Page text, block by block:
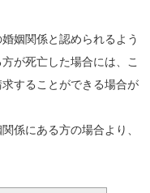
姻関係と認められるよう
が死亡した場合には、こ
することができる場合が
係にある方の場合より、